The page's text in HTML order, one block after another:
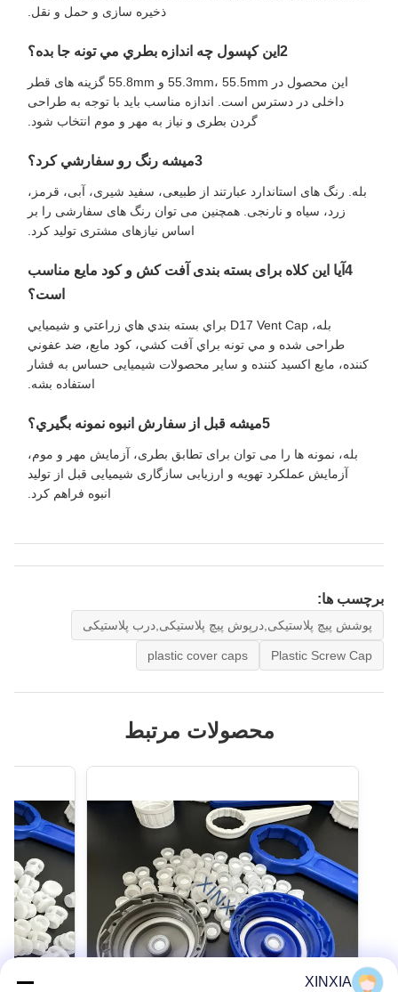
ذخیره سازی و حمل و نقل.
2اين کپسول چه اندازه بطري مي تونه جا بده؟
این محصول در 55.3mm، 55.5mm و 55.8mm گزینه های قطر
داخلی در دسترس است. اندازه مناسب باید با توجه به طراحی
گردن بطری و نیاز به مهر و موم انتخاب شود.
3ميشه رنگ رو سفارشي کرد؟
بله. رنگ های استاندارد عبارتند از طبیعی، سفید شیری، آبی، قرمز،
زرد، سیاه و نارنجی. همچنین می توان رنگ های سفارشی را بر
اساس نیازهای مشتری تولید کرد.
4آیا این کلاه برای بسته بندی آفت کش و کود مایع مناسب
است؟
بله، D17 Vent Cap براي بسته بندي هاي زراعتي و شيميايي
طراحی شده و مي تونه براي آفت کشي، کود مايع، ضد عفوني
کننده، مايع اکسيد کننده و ساير محصولات شیمیایی حساس به فشار
استفاده بشه.
5ميشه قبل از سفارش انبوه نمونه بگيري؟
بله، نمونه ها را می توان برای تطابق بطری، آزمایش مهر و موم،
آزمایش عملکرد تهویه و ارزیابی سازگاری شیمیایی قبل از تولید
انبوه فراهم کرد.
برچسب ها:
پوشش پیچ پلاستیکی,درپوش پیچ پلاستیکی,درب پلاستیکی
Plastic Screw Cap
plastic cover caps
محصولات مرتبط
XINXIA